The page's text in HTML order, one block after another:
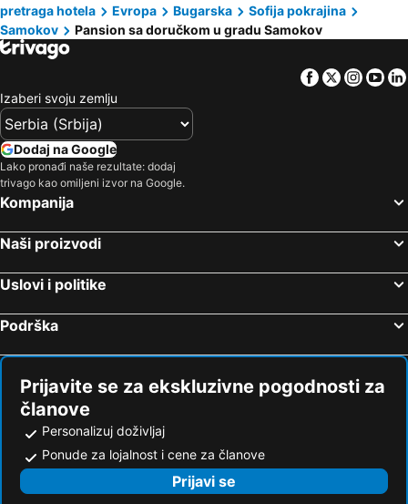
pretraga hotela Evropa Bugarska
Sofija pokrajina
Samokov
Pansion sa doručkom u gradu Samokov
Facebook
Twitter
Izaberi svoju zemlju
Dodaj na Google
Lako pronađi naše rezultate: dodaj
trivago kao omiljeni izvor na Google.
Kompanija
Naši proizvodi
Uslovi i politike
Podrška
Prijavite se za ekskluzivne pogodnosti za
članove
Personalizuj doživljaj
Ponude za lojalnost i cene za članove
Prijavi se